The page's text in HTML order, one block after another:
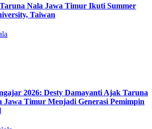
Nala Jawa Timur Ikuti Summer
Taiwan
2026: Desty Damayanti Ajak Taruna
Timur Menjadi Generasi Pemimpin